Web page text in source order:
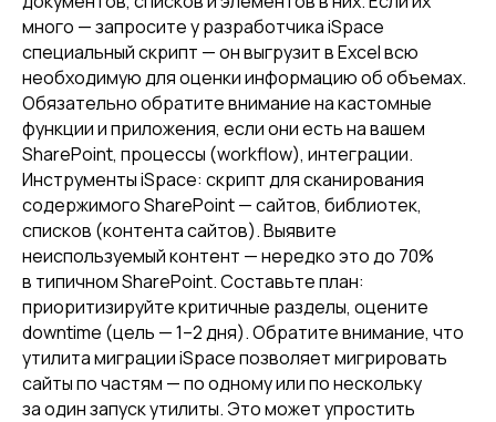
много — запросите у разработчика iSpace
специальный скрипт — он выгрузит в Excel всю
необходимую для оценки информацию об объемах.
Обязательно обратите внимание на кастомные
функции и приложения, если они есть на вашем
SharePoint, процессы (workflow), интеграции.
Инструменты iSpace: скрипт для сканирования
содержимого SharePoint — сайтов, библиотек,
списков (контента сайтов). Выявите
неиспользуемый контент — нередко это до 70%
в типичном SharePoint. Составьте план:
приоритизируйте критичные разделы, оцените
downtime (цель — 1–2 дня). Обратите внимание, что
утилита миграции iSpace позволяет мигрировать
сайты по частям — по одному или по нескольку
за один запуск утилиты. Это может упростить